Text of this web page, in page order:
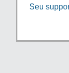
Seu